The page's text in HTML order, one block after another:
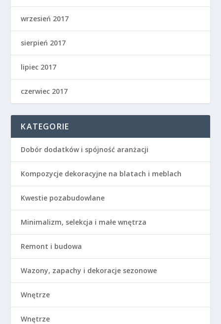
wrzesień 2017
sierpień 2017
lipiec 2017
czerwiec 2017
KATEGORIE
Dobór dodatków i spójność aranżacji
Kompozycje dekoracyjne na blatach i meblach
Kwestie pozabudowlane
Minimalizm, selekcja i małe wnętrza
Remont i budowa
Wazony, zapachy i dekoracje sezonowe
Wnętrze
Wnętrze